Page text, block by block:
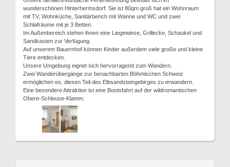
wunderschönen Hinterhermsdorf. Sie ist 80qm groß hat ein Wohnraum
mit TV, Wohnküche, Sanitärberich mit Wanne und WC und zwei
Schlafräume mit je 3 Betten.
Im Außenbereich stehen ihnen eine Liegewiese, Grillecke, Schaukel und
Sandkasten zur Verfügung.
Auf unserem Bauernhof können Kinder außerdem viele große und kleine
Tiere entdecken.
Unsere Umgebung eignet sich hervorragend zum Wandern.
Zwei Wanderübergänge zur benachbarten Böhmischen Schweiz
ermöglichen es, diesen Teil des Elbsandsteingebirges zu erwandern.
Eine besondere Attraktion ist eine Bootsfahrt auf der wildromantischen
Obere-Schleuse-Klamm.